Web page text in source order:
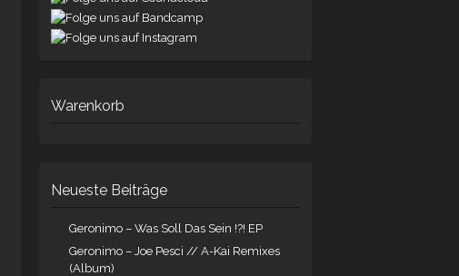
Warenkorb
Neueste Beiträge
Geronimo – Was Soll Das Sein !?! EP
Geronimo – Joe Pesci // A-Kai Remixes
(Album)